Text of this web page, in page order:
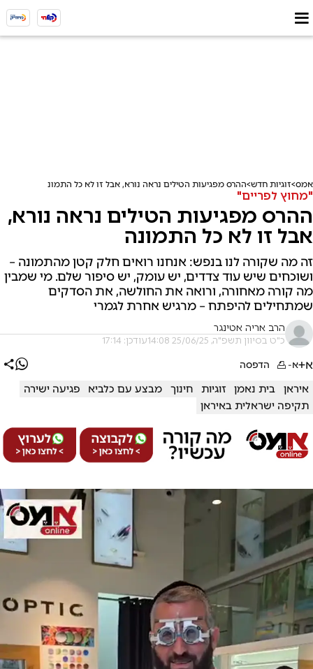
אמס זוגיות חדש ההרס מפגיעות הטילים נראה נורא, אבל זו לא כל התמונה
"מחוץ לפריים"
ההרס מפגיעות הטילים נראה נורא,
אבל זו לא כל התמונה
זה מה שקורה לנו בנפש: אנחנו רואים חלק קטן מהתמונה –
ושוכחים שיש עוד צדדים, יש עומק, יש סיפור שלם. מי שמבין
מה קורה מאחורה, ורואה את החולשה, את הסדקים
שמתחילים להיפתח – מרגיש אחרת לגמרי
הרב אריה אטינגר
כ"ט בסיוון תשפ"ה, 25/06/25 14:08 עודכן: 17:14
א+א- הדפסה
איראן בית נאמן זוגיות חינוך מבצע עם כלביא
פגיעה ישירה
תקיפה ישראלית באיראן